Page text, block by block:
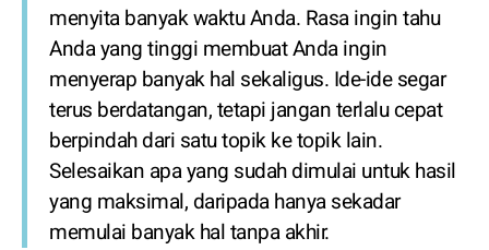
menyita banyak waktu Anda. Rasa ingin tahu
Anda yang tinggi membuat Anda ingin
menyerap banyak hal sekaligus. Ide-ide segar
terus berdatangan, tetapi jangan terlalu cepat
berpindah dari satu topik ke topik lain.
Selesaikan apa yang sudah dimulai untuk hasil
yang maksimal, daripada hanya sekadar
memulai banyak hal tanpa akhir.